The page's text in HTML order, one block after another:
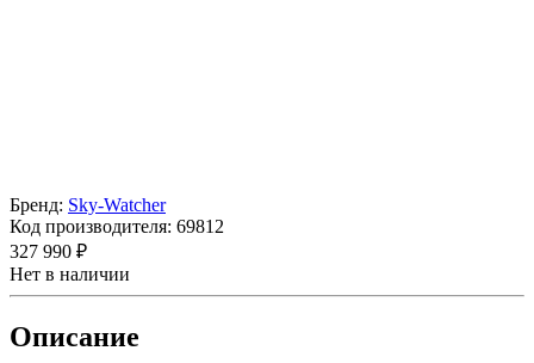
Бренд: Sky-Watcher
Код производителя: 69812
327 990 ₽
Нет в наличии
Описание